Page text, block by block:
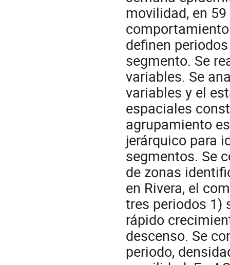
movilidad, en
definen
segmento. Se
variables. Se
variables y el
espaciales
agrupamiento
jerárquico para
segmentos. Se
de zonas
en Rivera, el
tres periodos 1)
rápido
descenso. Se
periodo,